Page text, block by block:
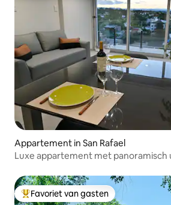
Appartement in San Rafael
Luxe appartement met panoramisch
Topfavoriet van gasten
Favoriet van gasten